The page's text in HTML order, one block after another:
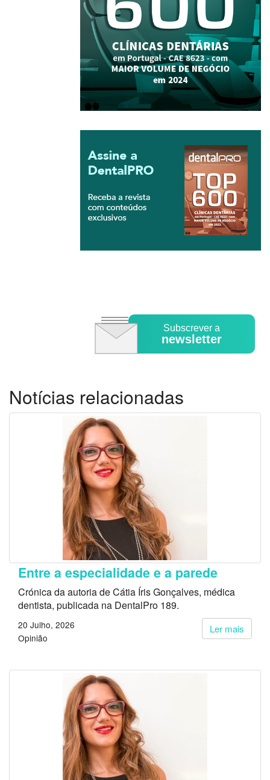
Subscrever a
newsletter
Notícias relacionadas
Entre a especialidade e a parede
Crónica da autoria de Cátia Íris Gonçalves, médica
dentista, publicada na DentalPro 189.
Ler mais
20 Julho, 2026
Opinião